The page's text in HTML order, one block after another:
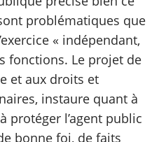
problématiques que
« indépendant,
fonctions. Le projet de
et aux droits et
instaure quant à
protéger l’agent public
bonne foi, de faits